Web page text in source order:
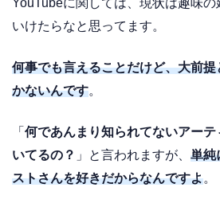
YouTubeに関しては、現状は趣味
いけたらなと思ってます。
何事でも言えることだけど、大前
かないんです。
「 何であんまり知られてないアー
いてるの？ 」と言われますが、 単純
ストさんを好きだからなんですよ。